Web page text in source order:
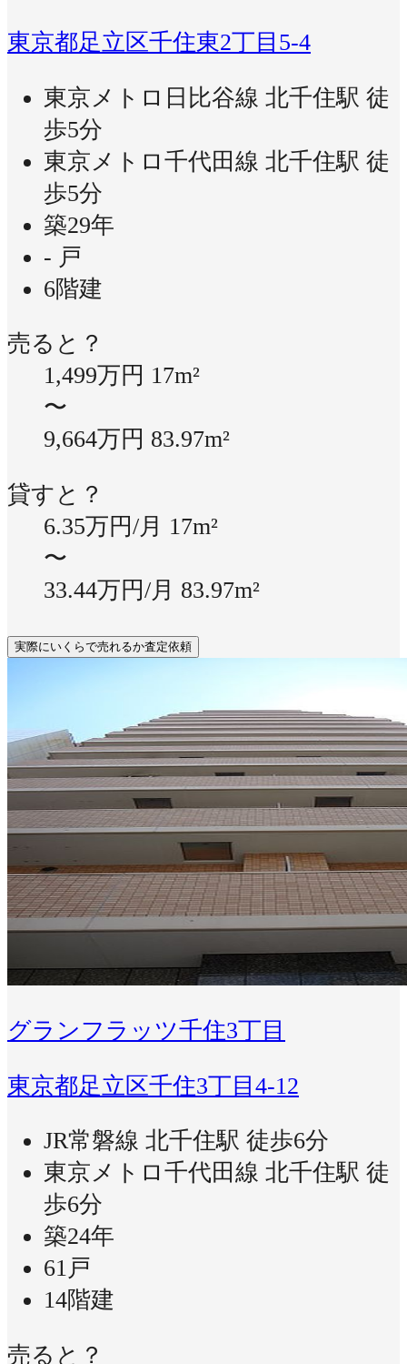
東京都足立区千住東2丁目5-4
東京メトロ日比谷線 北千住駅 徒
歩5分
東京メトロ千代田線 北千住駅 徒
歩5分
築29年
- 戸
6階建
売ると？
1,499万円 17m²
〜
9,664万円 83.97m²
貸すと？
6.35万円/月 17m²
〜
33.44万円/月 83.97m²
実際にいくらで売れるか査定依頼
グランフラッツ千住3丁目
東京都足立区千住3丁目4-12
JR常磐線 北千住駅 徒歩6分
東京メトロ千代田線 北千住駅 徒
歩6分
築24年
61戸
14階建
売ると？